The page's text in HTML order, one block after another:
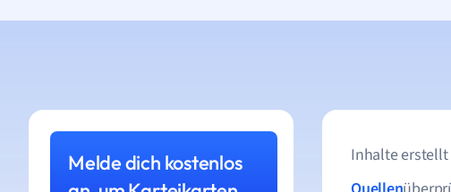
Melde dich kostenlos
Inhalte